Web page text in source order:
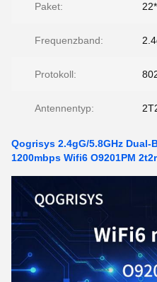
Paket:
Frequenzband:
Protokoll:
Antennentyp:
Qogrisys 2.4gG/5.8GHz
1200mbps Wifi6 O9201PM